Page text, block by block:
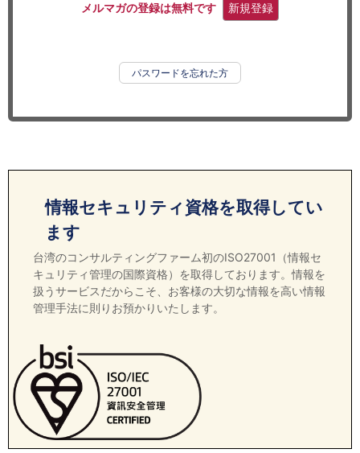
メルマガの登録は無料です 新規登録
パスワードを忘れた方
情報セキュリティ資格を取得してい
ます
台湾のコンサルティングファーム初のISO27001（情報セ
キュリティ管理の国際資格）を取得しております。情報を
扱うサービスだからこそ、お客様の大切な情報を高い情報
管理手法に則りお預かりいたします。